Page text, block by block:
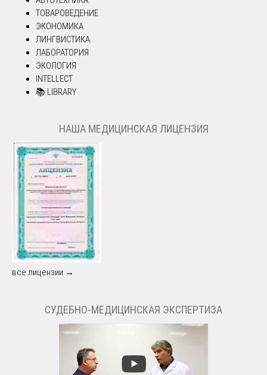
ТОВАРОВЕДЕНИЕ
ЭКОНОМИКА
ЛИНГВИСТИКА
ЛАБОРАТОРИЯ
ЭКОЛОГИЯ
INTELLECT
📚 LIBRARY
НАША МЕДИЦИНСКАЯ ЛИЦЕНЗИЯ
все лицензии →
СУДЕБНО-МЕДИЦИНСКАЯ ЭКСПЕРТИЗА